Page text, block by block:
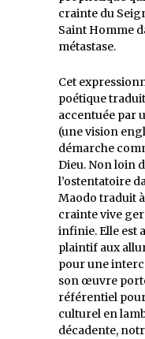
crainte du
Saint Homme
métastase.
Cet
poétique
accentuée par
(une vision
démarche
Dieu. Non loin
l’ostentatoire
Maodo traduit
crainte vive
infinie. Elle est
plaintif aux
‬pour une
son œuvre
référentiel
culturel en
décadente,